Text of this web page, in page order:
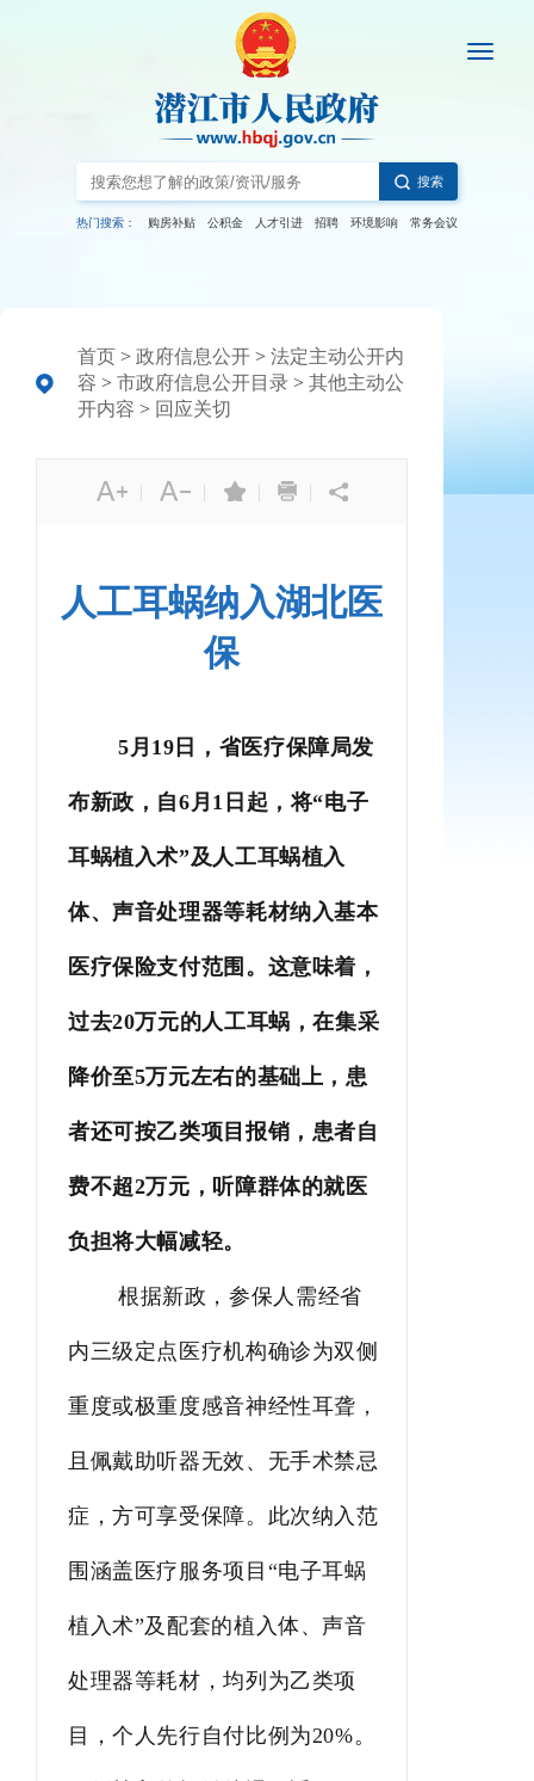
搜索
热门搜索： 购房补贴 公积金 人才引进 招聘 环境影响 常务会议
首页 > 政府信息公开 > 法定主动公开内
容 > 市政府信息公开目录 > 其他主动公
开内容 > 回应关切
| | | |
人工耳蜗纳入湖北医
保
5月19日，省医疗保障局发
布新政，自6月1日起，将“电子
耳蜗植入术”及人工耳蜗植入
体、声音处理器等耗材纳入基本
医疗保险支付范围。这意味着，
过去20万元的人工耳蜗，在集采
降价至5万元左右的基础上，患
者还可按乙类项目报销，患者自
费不超2万元，听障群体的就医
负担将大幅减轻。
根据新政，参保人需经省
内三级定点医疗机构确诊为双侧
重度或极重度感音神经性耳聋，
且佩戴助听器无效、无手术禁忌
症，方可享受保障。此次纳入范
围涵盖医疗服务项目“电子耳蜗
植入术”及配套的植入体、声音
处理器等耗材，均列为乙类项
目，个人先行自付比例为20%。